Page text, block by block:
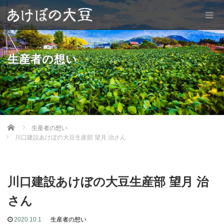
生産者の想い
Home
生産者の想い
川口建設あけぼの大豆生産部 望月 治さん
川口建設あけぼの大豆生産部 望月 治
さん
2020.10.1 生産者の想い